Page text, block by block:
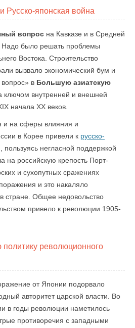
Русско-японская война
вопрос на Кавказе и в Средней
Надо было решать проблемы
Востока. Строительство
вызвало экономический бум и
в Большую азиатскую
ключом внутренней и внешней
начала XX веков.
и на сферы влияния и
в Корее привели к русско-
пользуясь негласной поддержкой
на российскую крепость Порт-
и сухопутных сражениях
и это накаляло
стране. Общее недовольство
привело к революции 1905-
революционного
от Японии подорвало
авторитет царской власти. Во
в годы революции наметилось
противоречия с западными